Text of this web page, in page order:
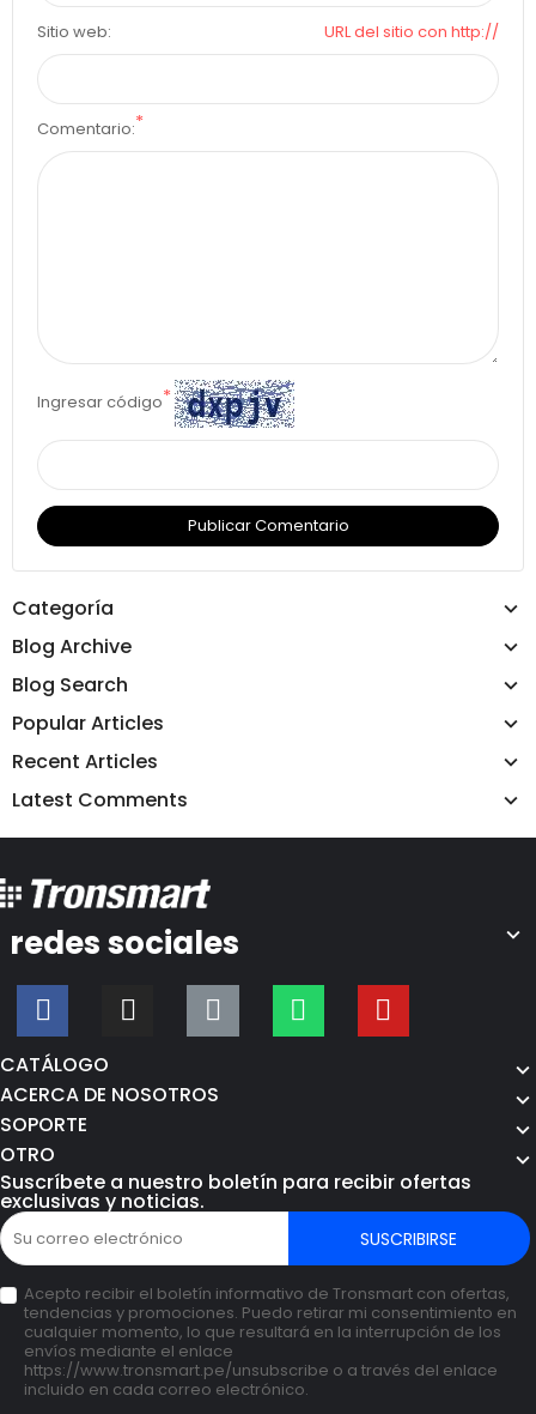
Sitio web: URL del sitio con http://
Comentario:*
Ingresar código*
Publicar Comentario
Categoría
Blog Archive
Blog Search
Popular Articles
Recent Articles
Latest Comments
redes sociales
CATÁLOGO
ACERCA DE NOSOTROS
SOPORTE
OTRO
Suscríbete a nuestro boletín para recibir ofertas
exclusivas y noticias.
SUSCRIBIRSE
Acepto recibir el boletín informativo de Tronsmart con ofertas,
tendencias y promociones. Puedo retirar mi consentimiento en
cualquier momento, lo que resultará en la interrupción de los
envíos mediante el enlace
https://www.tronsmart.pe/unsubscribe o a través del enlace
incluido en cada correo electrónico.